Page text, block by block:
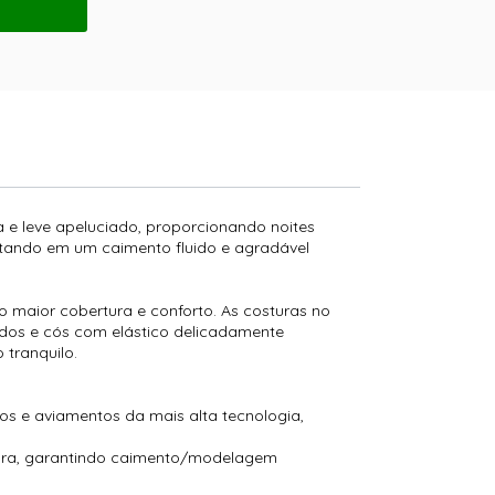
leve apeluciado, proporcionando noites
em um caimento fluido e agradável
maior cobertura e conforto. As costuras no
e cós com elástico delicadamente
tranquilo.
e aviamentos da mais alta tecnologia,
garantindo caimento/modelagem